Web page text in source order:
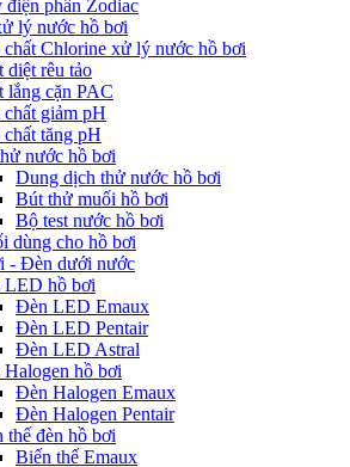
điện phân Zodiac
lý nước hồ bơi
chất Chlorine xử lý nước hồ bơi
diệt rêu tảo
lắng cặn PAC
chất giảm pH
tăng pH
nước hồ bơi
Dung dịch thử nước hồ bơi
Bút thử muối hồ bơi
Bộ test nước hồ bơi
dùng cho hồ bơi
- Đèn dưới nước
hồ bơi
Đèn LED Emaux
Đèn LED Pentair
Đèn LED Astral
hồ bơi
Đèn Halogen Emaux
Đèn Halogen Pentair
thế đèn hồ bơi
Biến thế Emaux